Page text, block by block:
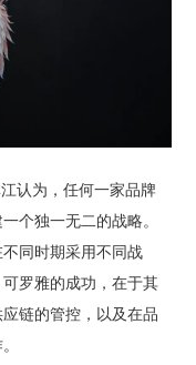
认为，任何一家品牌
个独一无二的战略。
同时期采用不同战
罗雅的成功，在于其
链的管控，以及在品